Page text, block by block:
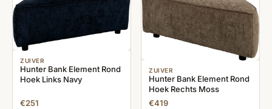
ZUIVER
Hunter Bank Element Rond
Hoek Links Navy
€251
ZUIVER
Hunter Bank Element Rond
Hoek Rechts Moss
€419